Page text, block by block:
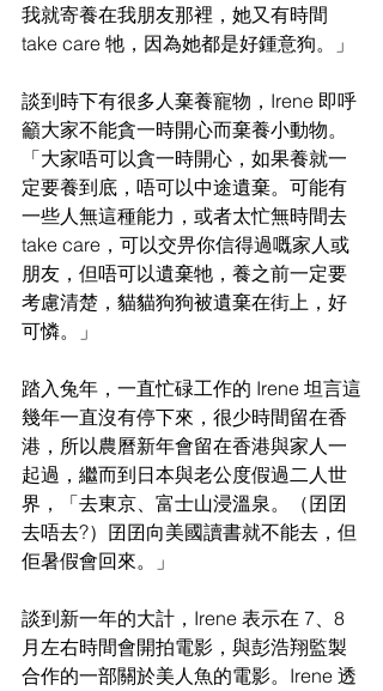
我就寄養在我朋友那裡，她又有時間
take care 牠，因為她都是好鍾意狗。」
談到時下有很多人棄養寵物，Irene 即呼
籲大家不能貪一時開心而棄養小動物。
「大家唔可以貪一時開心，如果養就一
定要養到底，唔可以中途遺棄。可能有
一些人無這種能力，或者太忙無時間去
take care，可以交畀你信得過嘅家人或
朋友，但唔可以遺棄牠，養之前一定要
考慮清楚，貓貓狗狗被遺棄在街上，好
可憐。」
踏入兔年，一直忙碌工作的 Irene 坦言這
幾年一直沒有停下來，很少時間留在香
港，所以農曆新年會留在香港與家人一
起過，繼而到日本與老公度假過二人世
界，「去東京、富士山浸溫泉。（囝囝
去唔去?）囝囝向美國讀書就不能去，但
佢暑假會回來。」
談到新一年的大計，Irene 表示在 7、8
月左右時間會開拍電影，與彭浩翔監製
合作的一部關於美人魚的電影。Irene 透